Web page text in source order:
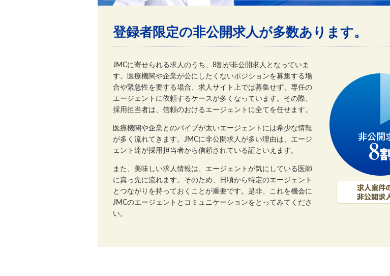
登録者限定の非公開求人が多数あります。
JMCに寄せられる求人のうち、8割が非公開求人となっていま
す。医療機関や企業が公にしたくないポジションを募集する場
合や緊急性を要する場合、求人サイト上では募集せず、専任の
エージェントに依頼するケースが多くなっています。その際、
採用担当者は、信頼のおけるエージェントに全てを任せます。
医療機関や企業とのパイプが太いエージェントには希少な情報
が多く流れてきます。JMCに非公開求人が多い理由は、エージ
ェント達が採用担当者から信頼されている証といえます。
また、美味しい求人情報は、エージェントが気にしている医師
に真っ先に流れます。そのため、日頃から特定のエージェント
とつながりを持っておくことが重要です。是非、これを機会に
JMCのエージェントとコミュニケーションをとってみてくださ
い。